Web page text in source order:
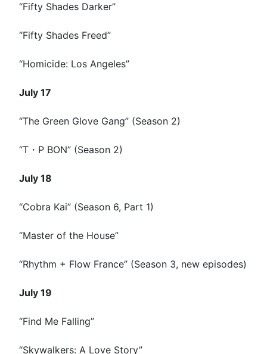
“Fifty Shades Darker”
“Fifty Shades Freed”
“Homicide: Los Angeles”
July 17
“The Green Glove Gang” (Season 2)
“T・P BON” (Season 2)
July 18
“Cobra Kai” (Season 6, Part 1)
“Master of the House”
“Rhythm + Flow France” (Season 3, new episodes)
July 19
“Find Me Falling”
“Skywalkers: A Love Story”